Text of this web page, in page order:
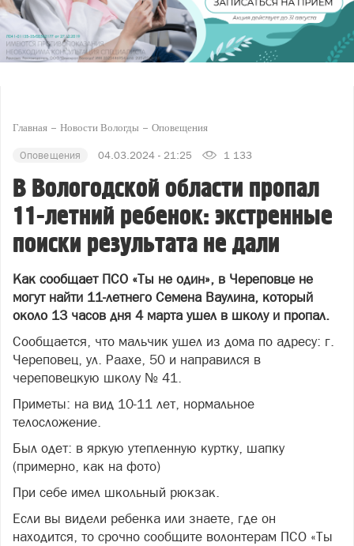
Главная Новости Вологды Оповещения
Оповещения 04.03.2024 - 21:25 1 133
В Вологодской области пропал
11-летний ребенок: экстренные
поиски результата не дали
Как сообщает ПСО «Ты не один», в Череповце не
могут найти 11-летнего Семена Ваулина, который
около 13 часов дня 4 марта ушел в школу и пропал.
Сообщается, что мальчик ушел из дома по адресу: г.
Череповец, ул. Раахе, 50 и направился в
череповецкую школу № 41.
Приметы: на вид 10-11 лет, нормальное
телосложение.
Был одет: в яркую утепленную куртку, шапку
(примерно, как на фото)
При себе имел школьный рюкзак.
Если вы видели ребенка или знаете, где он
находится, то срочно сообщите волонтерам ПСО «Ты